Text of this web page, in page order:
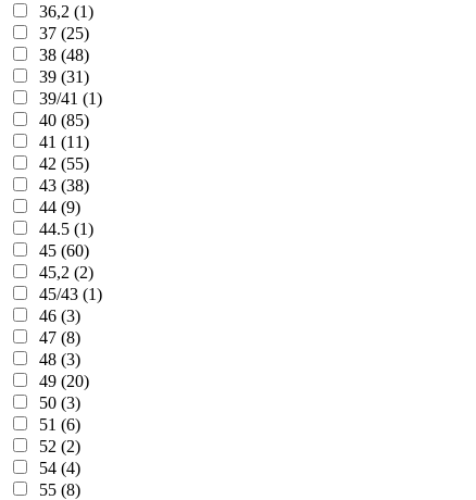
36,2 (1)
37 (25)
38 (48)
39 (31)
39/41 (1)
40 (85)
41 (11)
42 (55)
43 (38)
44 (9)
44.5 (1)
45 (60)
45,2 (2)
45/43 (1)
46 (3)
47 (8)
48 (3)
49 (20)
50 (3)
51 (6)
52 (2)
54 (4)
55 (8)